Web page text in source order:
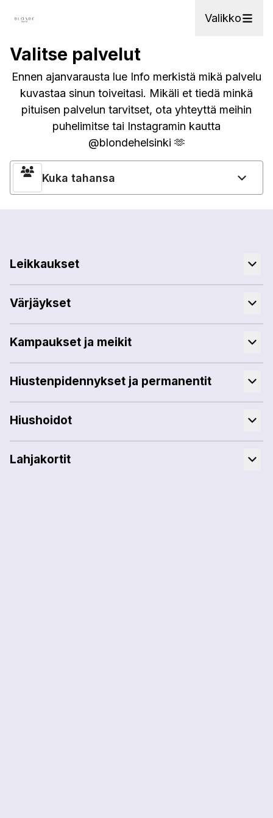
Valikko
Valitse palvelut
Ennen ajanvarausta lue Info merkistä mikä palvelu
kuvastaa sinun toiveitasi. Mikäli et tiedä minkä
pituisen palvelun tarvitset, ota yhteyttä meihin
puhelimitse tai Instagramin kautta
@blondehelsinki 🫶
Kuka tahansa
Leikkaukset
Värjäykset
Kampaukset ja meikit
Hiustenpidennykset ja permanentit
Hiushoidot
Lahjakortit